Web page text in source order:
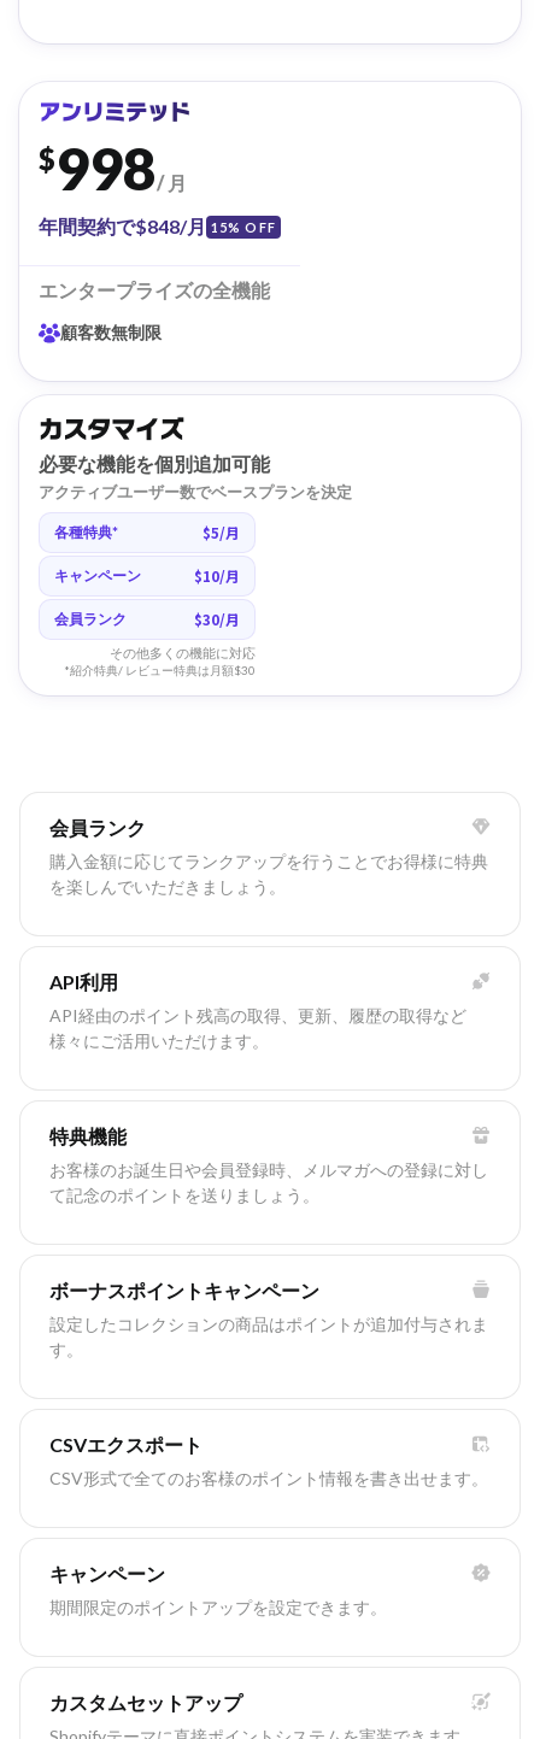
アンリミテッド
$998/ 月
年間契約で$848/月 15% OFF
エンタープライズの全機能
顧客数無制限
カスタマイズ
必要な機能を個別追加可能
アクティブユーザー数でベースプランを決定
各種特典* $5/月
キャンペーン $10/月
会員ランク $30/月
その他多くの機能に対応
*紹介特典/ レビュー特典は月額$30
会員ランク
購入金額に応じてランクアップを行うことでお得様に特典
を楽しんでいただきましょう。
API利用
API経由のポイント残高の取得、更新、履歴の取得など
様々にご活用いただけます。
特典機能
お客様のお誕生日や会員登録時、メルマガへの登録に対し
て記念のポイントを送りましょう。
ボーナスポイントキャンペーン
設定したコレクションの商品はポイントが追加付与されま
す。
CSVエクスポート
CSV形式で全てのお客様のポイント情報を書き出せます。
キャンペーン
期間限定のポイントアップを設定できます。
カスタムセットアップ